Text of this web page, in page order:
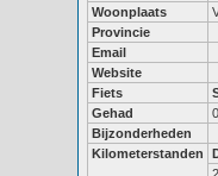
Woonplaats
Provincie
Email
Website
Fiets
Gehad
Bijzonderheden
Kilometerstanden